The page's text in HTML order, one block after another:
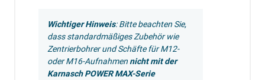
Wichtiger Hinweis: Bitte beachten Sie,
dass standardmäßiges Zubehör wie
Zentrierbohrer und Schäfte für M12-
oder M16-Aufnahmennicht mit der
Karnasch POWER MAX-Serie